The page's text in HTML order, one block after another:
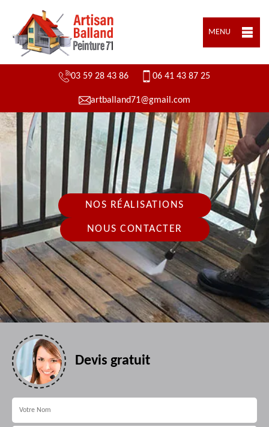
MENU
03 59 28 43 86 06 41 43 87 25
artballand71@gmail.com
NOS RÉALISATIONS
NOUS CONTACTER
Devis gratuit